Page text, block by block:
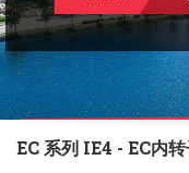
招聘
联系我们
EC 系列 IE4 - EC内